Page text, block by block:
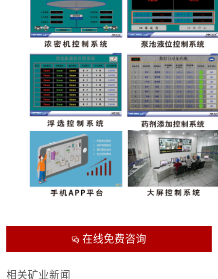
在线免费咨询
相关矿业新闻